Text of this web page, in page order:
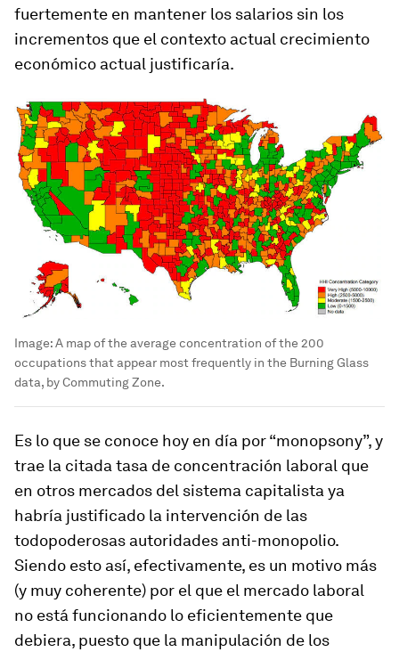
fuertemente en mantener los salarios sin los
incrementos que el contexto actual crecimiento
económico actual justificaría.
Image:A map of the average concentration of the 200
occupations that appear most frequently in the Burning Glass
data, by Commuting Zone.
Es lo que se conoce hoy en día por “monopsony”, y
trae la citada tasa de concentración laboral que
en otros mercados del sistema capitalista ya
habría justificado la intervención de las
todopoderosas autoridades anti-monopolio.
Siendo esto así, efectivamente, es un motivo más
(y muy coherente) por el que el mercado laboral
no está funcionando lo eficientemente que
debiera, puesto que la manipulación de los